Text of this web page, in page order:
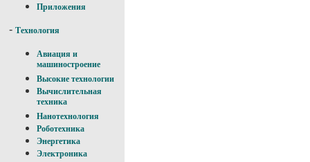
Приложения
- Технология
Авиация и
машиностроение
Высокие технологии
Вычислительная
техника
Нанотехнология
Роботехника
Энергетика
Электроника